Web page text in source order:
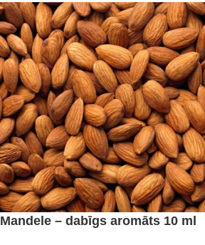
Mandele – dabīgs aromāts 10 ml